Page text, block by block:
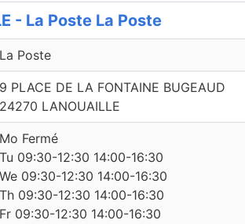
- La Poste La Poste
La Poste
9 PLACE DE LA FONTAINE BUGEAUD
24270 LANOUAILLE
Mo Fermé
Tu 09:30-12:30 14:00-16:30
We 09:30-12:30 14:00-16:30
Th 09:30-12:30 14:00-16:30
Fr 09:30-12:30 14:00-16:30